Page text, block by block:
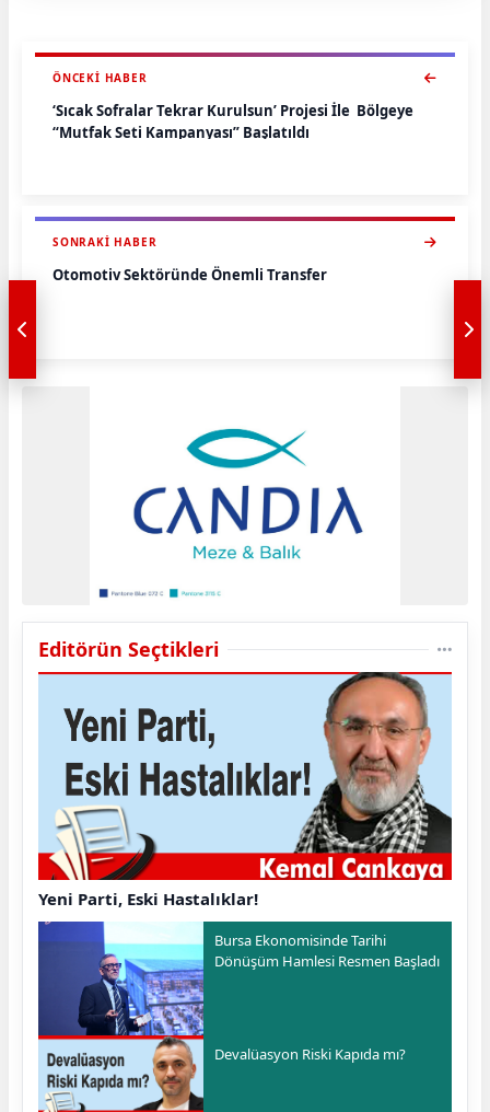
ÖNCEKI HABER
‘Sıcak Sofralar Tekrar Kurulsun’ Projesi İle Bölgeye
“Mutfak Seti Kampanyası” Başlatıldı
SONRAKI HABER
Otomotiv Sektöründe Önemli Transfer
Editörün Seçtikleri
Yeni Parti, Eski Hastalıklar!
Bursa Ekonomisinde Tarihi
Dönüşüm Hamlesi Resmen Başladı
Devalüasyon Riski Kapıda mı?